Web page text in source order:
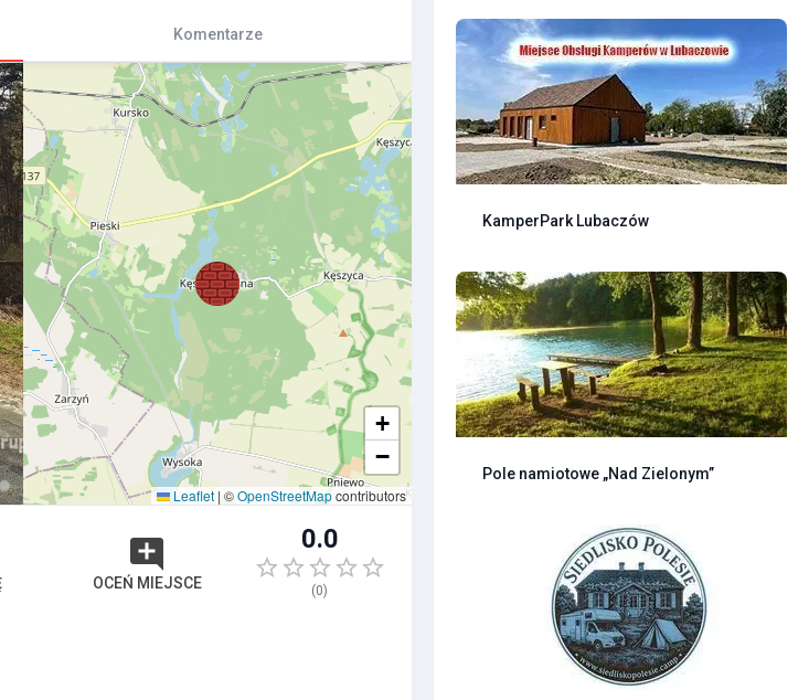
Komentarze
+
−
Leaflet | ©OpenStreetMapcontributors
OCEŃ MIEJSCE
0.0
(0)
KamperPark Lubaczów
Pole namiotowe „Nad Zielonym”